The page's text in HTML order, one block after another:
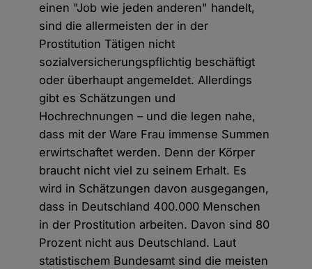
einen "Job wie jeden anderen" handelt,
sind die allermeisten der in der
Prostitution Tätigen nicht
sozialversicherungspflichtig beschäftigt
oder überhaupt angemeldet. Allerdings
gibt es Schätzungen und
Hochrechnungen – und die legen nahe,
dass mit der Ware Frau immense Summen
erwirtschaftet werden. Denn der Körper
braucht nicht viel zu seinem Erhalt. Es
wird in Schätzungen davon ausgegangen,
dass in Deutschland 400.000 Menschen
in der Prostitution arbeiten. Davon sind 80
Prozent nicht aus Deutschland. Laut
statistischem Bundesamt sind die meisten